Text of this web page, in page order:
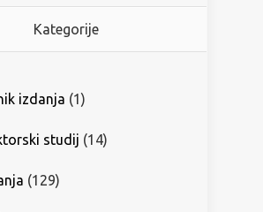
Kategorije
izdanja (1)
studij (14)
(129)